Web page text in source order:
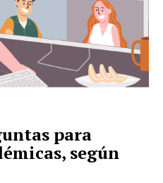
para
según